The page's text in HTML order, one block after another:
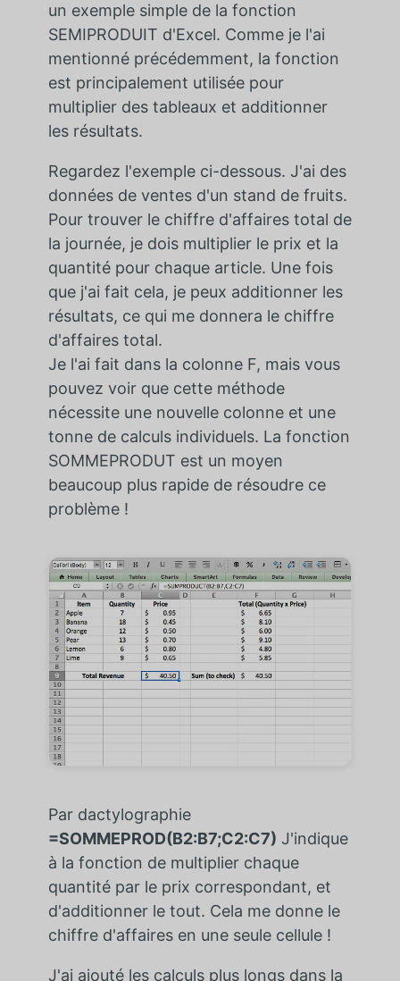
un exemple simple de la fonction
SEMIPRODUIT d'Excel. Comme je l'ai
mentionné précédemment, la fonction
est principalement utilisée pour
multiplier des tableaux et additionner
les résultats.
Regardez l'exemple ci-dessous. J'ai des
données de ventes d'un stand de fruits.
Pour trouver le chiffre d'affaires total de
la journée, je dois multiplier le prix et la
quantité pour chaque article. Une fois
que j'ai fait cela, je peux additionner les
résultats, ce qui me donnera le chiffre
d'affaires total.
Je l'ai fait dans la colonne F, mais vous
pouvez voir que cette méthode
nécessite une nouvelle colonne et une
tonne de calculs individuels. La fonction
SOMMEPRODUT est un moyen
beaucoup plus rapide de résoudre ce
problème !
Par dactylographie
=SOMMEPROD(B2:B7;C2:C7) J'indique
à la fonction de multiplier chaque
quantité par le prix correspondant, et
d'additionner le tout. Cela me donne le
chiffre d'affaires en une seule cellule !
J'ai ajouté les calculs plus longs dans la